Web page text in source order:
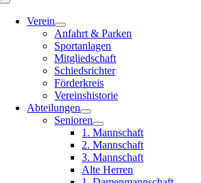
Toggle
NavigationVerein
Anfahrt & Parken
Sportanlagen
Mitgliedschaft
Schiedsrichter
Förderkreis
Vereinshistorie
Abteilungen
Senioren
1. Mannschaft
2. Mannschaft
3. Mannschaft
Alte Herren